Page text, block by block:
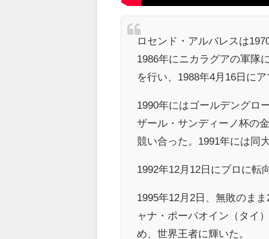
ロセンド・アルバレスは
1986年にニカラグアの軍隊
を行い、1988年4月16日に
1990年にはゴールデングロ
ザール・サンディーノ杯の
競い合った。1991年には同
1992年12月12日にプロに転
1995年12月2日、無敗のま
ャナ・ポーパオイン（タイ
め、世界王者に輝いた。